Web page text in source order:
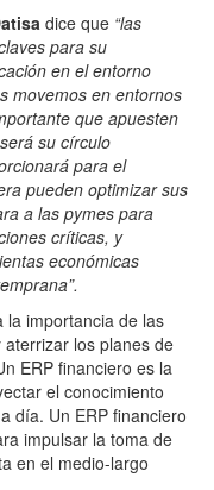
dice que “las
para su
en el entorno
movemos en entornos
que apuesten
su círculo
para el
pueden optimizar sus
a las pymes para
críticas, y
económicas
la importancia de las
los planes de
ERP financiero es la
el conocimiento
día. Un ERP financiero
impulsar la toma de
en el medio-largo